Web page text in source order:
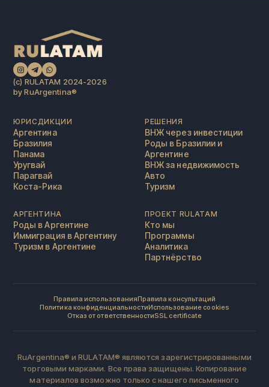
(c) RULATAM 2024-2026
by RuArgentina®️
ЮРИСДИКЦИИ
Аргентина
Бразилия
Панама
Уругвай
Парагвай
Коста-Рика
РЕШЕНИЯ
ВНЖ через инвестиции
Роды в Бразилии и
Аргентине
ВНЖ за недвижимость
Авто
Туризм
АРГЕНТИНА
Роды в Аргентине
Иммиграция в Аргентину
Туризм в Аргентине
ПРОЕКТ RULATAM
Кто мы
Программы
Аналитика
Партнёрство
Правила использованияПравила консультаций
Политика конфиденциальностиИспользование cookies
Отказ от ответственностиSSL certificate
RuArgentina® и RULATAM® являются зарегистрированными
торговыми марками. Все права защищены. Копирование
материалов возможно только с нашего письменного